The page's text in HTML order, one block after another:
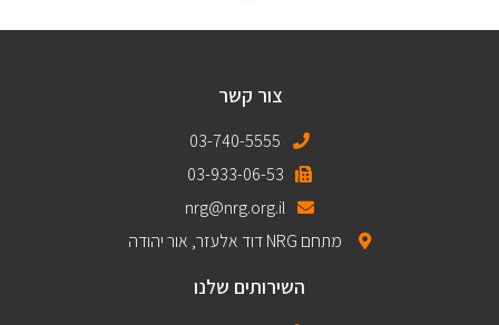
צור קשר
03-740-5555
03-933-06-53
nrg@nrg.org.il
מתחם NRG דוד אלעזר, אור יהודה
השירותים שלנו